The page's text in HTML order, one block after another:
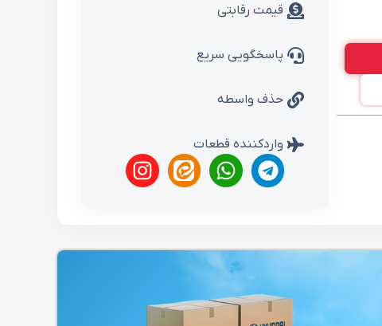
قیمت رقابتی
پاسخگویی سریع
حذف واسطه
واردکننده قطعات